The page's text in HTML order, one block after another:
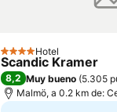
4 Estrellas
Hotel
Scandic Kramer
8,2 Muy bueno (5.305
Malmö, a 0.2 km de: